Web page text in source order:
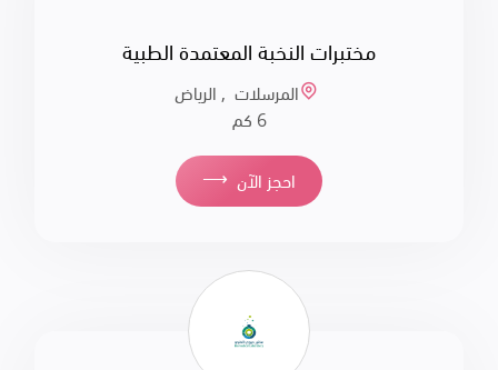
مختبرات النخبة المعتمدة الطبية
المرسلات , الرياض
6 كم
⟶ احجز الآن